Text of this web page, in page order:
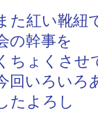
た紅い靴紐
の幹事を
ちょくさせ
回いろいろ
たよろし